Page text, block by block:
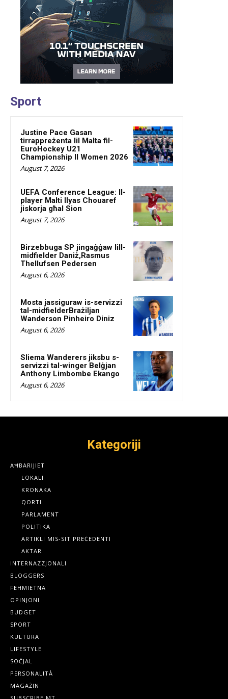
Sport
Justine Pace Gasan
tirrappreżenta lil Malta fil-
EuroHockey U21
Championship II Women 2026
August 7, 2026
UEFA Conference League: Il-
player Malti Ilyas Chouaref
jiskorja għal Sion
August 7, 2026
Birzebbuga SP jingaġġaw lill-
midfielder Daniż,Rasmus
Thellufsen Pedersen
August 6, 2026
Mosta jassiguraw is-servizzi
tal-midfielderBrażiljan
Wanderson Pinheiro Diniz
August 6, 2026
Sliema Wanderers jiksbu s-
servizzi tal-winger Belġjan
Anthony Limbombe Ekango
August 6, 2026
Kategoriji
AĦBARIJIET
LOKALI
KRONAKA
QORTI
PARLAMENT
POLITIKA
ARTIKLI MIS-SIT PREĊEDENTI
AKTAR
INTERNAZZJONALI
BLOGGERS
FEHMIETNA
OPINJONI
BUDGET
SPORT
KULTURA
LIFESTYLE
SOĊJAL
PERSONALITÀ
MAGAŻIN